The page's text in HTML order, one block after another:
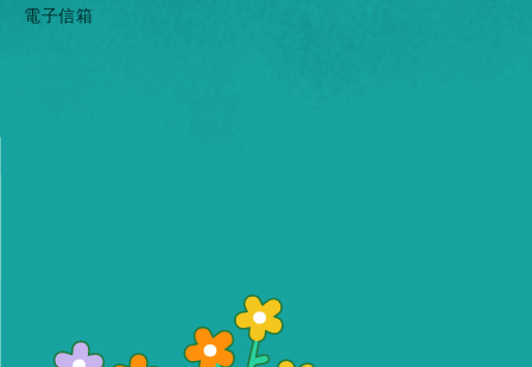
電子信箱